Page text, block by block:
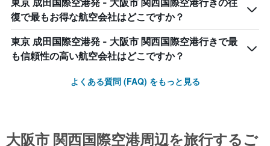
30000.
復で最もお得な航空会社はどこですか？
東京 成田国際空港発 - 大阪市 関西国際空港行きで最
も信頼性の高い航空会社はどこですか？
よくある質問 (FAQ) をもっと見る
大阪市 関西国際空港​周辺を旅行するご